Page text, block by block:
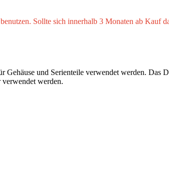
Sollte sich innerhalb 3 Monaten ab Kauf
Gehäuse und Serienteile verwendet werden. Das
werden.